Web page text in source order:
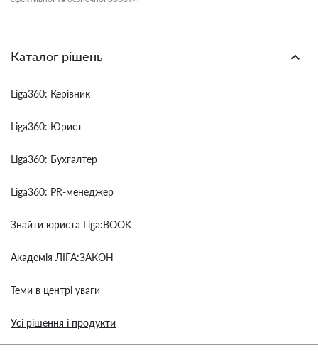
Каталог рішень
Liga360: Керівник
Liga360: Юрист
Liga360: Бухгалтер
Liga360: PR-менеджер
Знайти юриста Liga:BOOK
Академія ЛІГА:ЗАКОН
Теми в центрі уваги
Усі рішення і продукти